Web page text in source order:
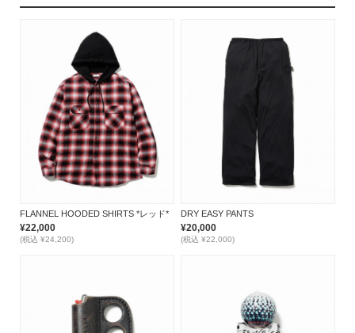
FLANNEL HOODED SHIRTS *レッド*
¥22,000
(税込 ¥24,200)
DRY EASY PANTS
¥20,000
(税込 ¥22,000)